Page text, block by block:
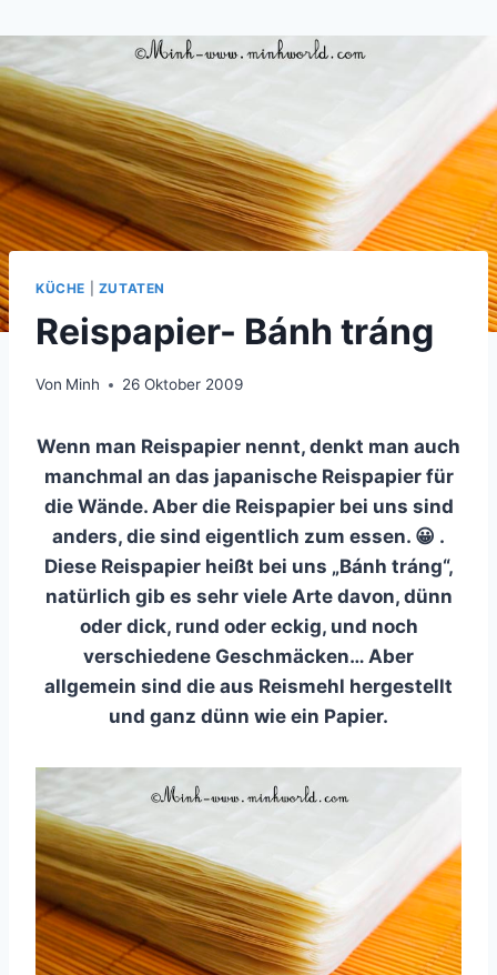
springen
KÜCHE ZUTATEN
Reispapier- Bánh tráng
Von Minh 26 Oktober 2009
Wenn man Reispapier nennt, denkt man auch
manchmal an das japanische Reispapier für
die Wände. Aber die Reispapier bei uns sind
anders, die sind eigentlich zum essen. 😀 .
Diese Reispapier heißt bei uns „Bánh tráng“,
natürlich gib es sehr viele Arte davon, dünn
oder dick, rund oder eckig, und noch
verschiedene Geschmäcken… Aber
allgemein sind die aus Reismehl hergestellt
und ganz dünn wie ein Papier.